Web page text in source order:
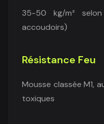
35-50 kg/m³
accoudoirs)
Résistance Feu
Mousse classée M1,
toxiques